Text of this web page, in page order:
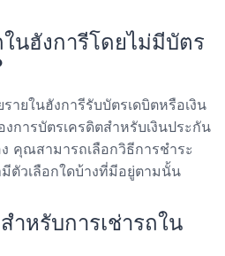
นฮังการีโดยไม่มีบัตร
ายในฮังการีรับบัตรเดบิตหรือเงิน
การบัตรเครดิตสำหรับเงินประกัน
คุณสามารถเลือกวิธีการชำระ
ตัวเลือกใดบ้างที่มีอยู่ตามนั้น
หรับการเช่ารถใน